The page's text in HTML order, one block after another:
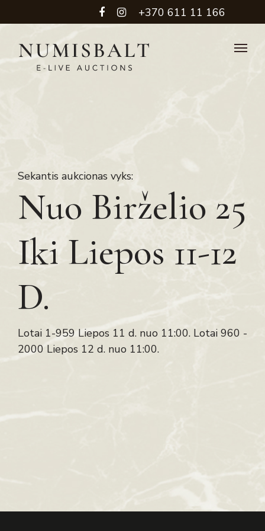
+370 611 11 166
Sekantis aukcionas vyks:
Nuo Birželio 25
Iki Liepos 11-12
D.
Lotai 1-959 Liepos 11 d. nuo 11:00. Lotai 960 -
2000 Liepos 12 d. nuo 11:00.